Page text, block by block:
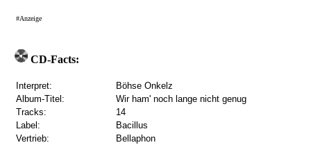
#Anzeige
CD-Facts:
Interpret:
Böhse Onkelz
Album-Titel:
Wir ham' noch lange nicht genug
Tracks:
14
Label:
Bacillus
Vertrieb:
Bellaphon